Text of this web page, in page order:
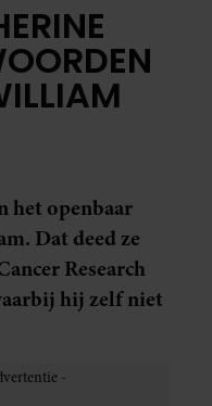
het openbaar
Dat deed ze
Research
hij zelf niet